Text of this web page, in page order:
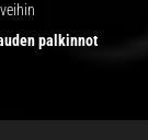
palkinnot